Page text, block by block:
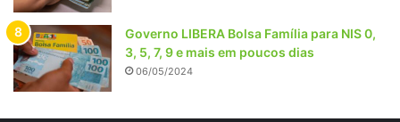
Governo LIBERA Bolsa Família para NIS 0,
3, 5, 7, 9 e mais em poucos dias
06/05/2024